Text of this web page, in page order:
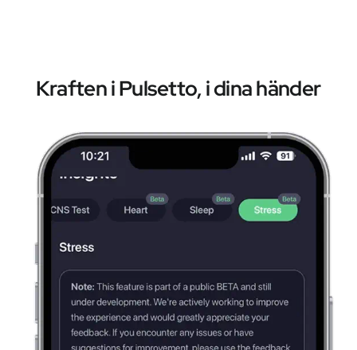
Kraften i Pulsetto, i dina händer